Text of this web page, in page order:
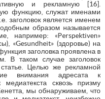
и рекламную [16].
функцию, служат именами
заголовок является именем
образом называется
например: «Perspektiven»
«Gesundheit» (здоровье) на
заголовка проявлена в
В таком случае заголовок
Целью же рекламной
внимания адресата к
медиатекста сквозь призму
мы обнаруживаем, что